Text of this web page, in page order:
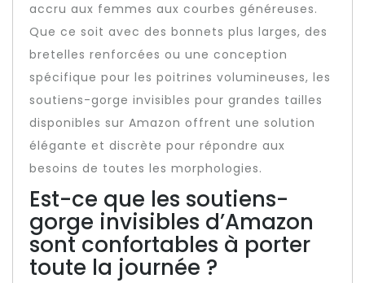
accru aux femmes aux courbes généreuses.
Que ce soit avec des bonnets plus larges, des
bretelles renforcées ou une conception
spécifique pour les poitrines volumineuses, les
soutiens-gorge invisibles pour grandes tailles
disponibles sur Amazon offrent une solution
élégante et discrète pour répondre aux
besoins de toutes les morphologies.
Est-ce que les soutiens-
gorge invisibles d’Amazon
sont confortables à porter
toute la journée ?